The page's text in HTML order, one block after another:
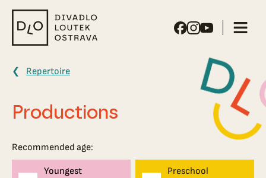
Puppet
Theater
Repertoire
Productions
Recommended age:
Youngest Preschool